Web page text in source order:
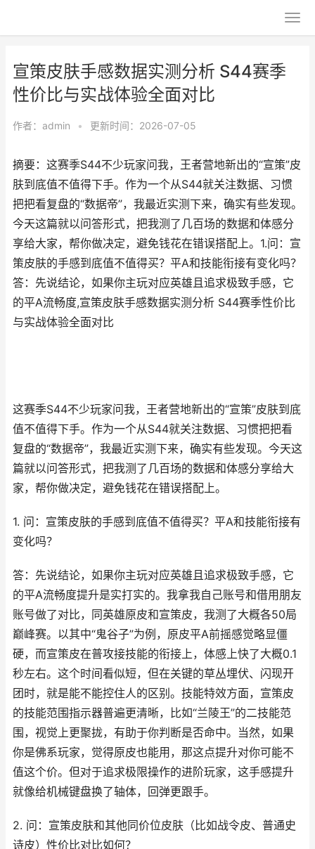
宣策皮肤手感数据实测分析 S44赛季
性价比与实战体验全面对比
作者： admin • 更新时间：2026-07-05
摘要：这赛季S44不少玩家问我，王者营地新出的“宣策”皮
肤到底值不值得下手。作为一个从S44就关注数据、习惯
把把看复盘的“数据帝”，我最近实测下来，确实有些发现。
今天这篇就以问答形式，把我测了几百场的数据和体感分
享给大家，帮你做决定，避免钱花在错误搭配上。1.问：宣
策皮肤的手感到底值不值得买？平A和技能衔接有变化吗？
答：先说结论，如果你主玩对应英雄且追求极致手感，它
的平A流畅度,宣策皮肤手感数据实测分析 S44赛季性价比
与实战体验全面对比
这赛季S44不少玩家问我，王者营地新出的“宣策”皮肤到底
值不值得下手。作为一个从S44就关注数据、习惯把把看
复盘的“数据帝”，我最近实测下来，确实有些发现。今天这
篇就以问答形式，把我测了几百场的数据和体感分享给大
家，帮你做决定，避免钱花在错误搭配上。
1. 问：宣策皮肤的手感到底值不值得买？平A和技能衔接有
变化吗？
答：先说结论，如果你主玩对应英雄且追求极致手感，它
的平A流畅度提升是实打实的。我拿我自己账号和借用朋友
账号做了对比，同英雄原皮和宣策皮，我测了大概各50局
巅峰赛。以其中“鬼谷子”为例，原皮平A前摇感觉略显僵
硬，而宣策皮在普攻接技能的衔接上，体感上快了大概0.1
秒左右。这个时间看似短，但在关键的草丛埋伏、闪现开
团时，就是能不能控住人的区别。技能特效方面，宣策皮
的技能范围指示器普遍更清晰，比如“兰陵王”的二技能范
围，视觉上更聚拢，有助于你判断是否命中。当然，如果
你是佛系玩家，觉得原皮也能用，那这点提升对你可能不
值这个价。但对于追求极限操作的进阶玩家，这手感提升
就像给机械键盘换了轴体，回弹更跟手。
2. 问：宣策皮肤和其他同价位皮肤（比如战令皮、普通史
诗皮）性价比对比如何？